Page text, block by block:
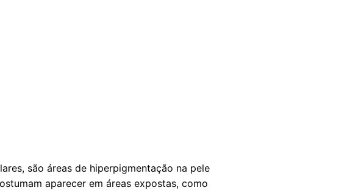
são áreas de hiperpigmentação na pele
aparecer em áreas expostas, como